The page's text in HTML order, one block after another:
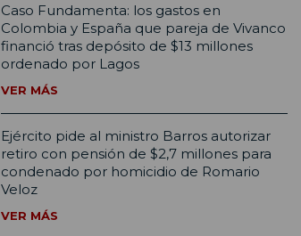
Caso Fundamenta: los gastos en
Colombia y España que pareja de Vivanco
financió tras depósito de $13 millones
ordenado por Lagos
VER MÁS
Ejército pide al ministro Barros autorizar
retiro con pensión de $2,7 millones para
condenado por homicidio de Romario
Veloz
VER MÁS